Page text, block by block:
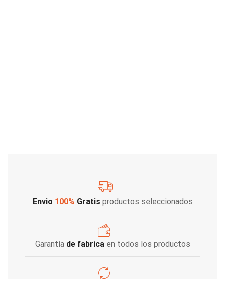
Envio 100% Gratis productos seleccionados
Garantía de fabricaen todos los productos